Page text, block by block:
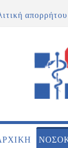
απορρήτου